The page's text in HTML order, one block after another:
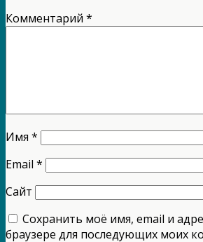
Комментарий *
Имя *
Email *
Сайт
Сохранить моё имя, email и
браузере для последующих моих